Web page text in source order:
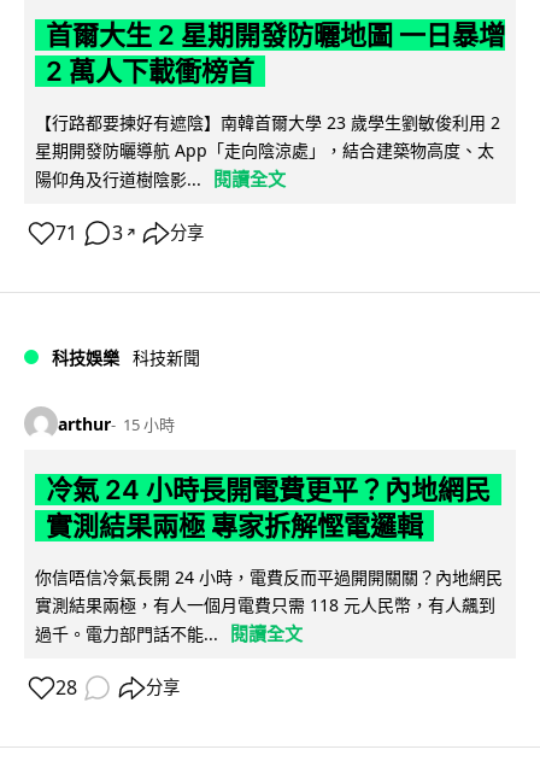
首爾大生 2 星期開發防曬地圖 一日暴增
2 萬人下載衝榜首
【行路都要揀好有遮陰】南韓首爾大學 23 歲學生劉敏俊利用 2
星期開發防曬導航 App「走向陰涼處」，結合建築物高度、太
陽仰角及行道樹陰影...
閱讀全文
71 3 ↗ 分享
科技娛樂 科技新聞
arthur 15 小時
冷氣 24 小時長開電費更平？內地網民
實測結果兩極 專家拆解慳電邏輯
你信唔信冷氣長開 24 小時，電費反而平過開開關關？內地網民
實測結果兩極，有人一個月電費只需 118 元人民幣，有人飆到
過千。電力部門話不能...
閱讀全文
28 分享